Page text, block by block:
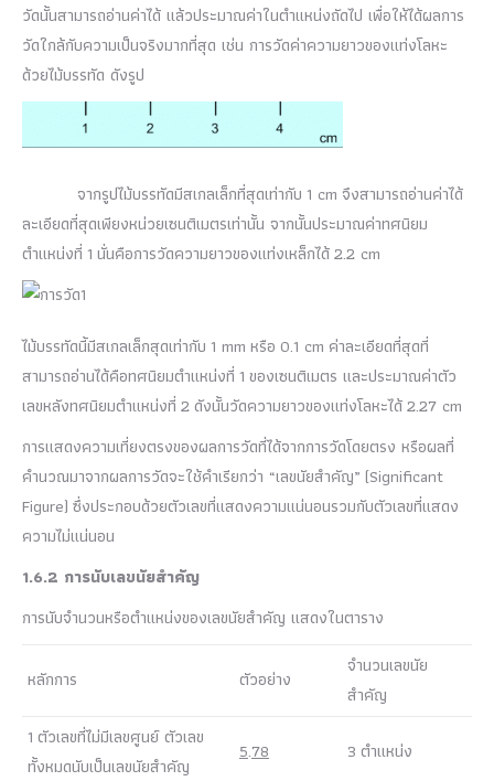
วัดนั้นสามารถอ่านค่าได้ แล้วประมาณค่าในตำแหน่งถัดไป เพื่อให้ได้ผลการ
วัดใกล้กับความเป็นจริงมากที่สุด เช่น การวัดค่าความยาวของแท่งโลหะ
ด้วยไม้บรรทัด ดังรูป
จากรูปไม้บรรทัดมีสเกลเล็กที่สุดเท่ากับ 1 cm จึงสามารถอ่านค่าได้
ละเอียดที่สุดเพียงหน่วยเซนติเมตรเท่านั้น จากนั้นประมาณค่าทศนิยม
ตำแหน่งที่ 1 นั่นคือการวัดความยาวของแท่งเหล็กได้ 2.2 cm
ไม้บรรทัดนี้มีสเกลเล็กสุดเท่ากับ 1 mm หรือ 0.1 cm ค่าละเอียดที่สุดที่
สามารถอ่านได้คือทศนิยมตำแหน่งที่ 1 ของเซนติเมตร และประมาณค่าตัว
เลขหลังทศนิยมตำแหน่งที่ 2 ดังนั้นวัดความยาวของแท่งโลหะได้ 2.27 cm
การแสดงความเที่ยงตรงของผลการวัดที่ได้จากการวัดโดยตรง หรือผลที่
คำนวณมาจากผลการวัดจะใช้คำเรียกว่า “เลขนัยสำคัญ” (Significant
Figure) ซึ่งประกอบด้วยตัวเลขที่แสดงความแน่นอนรวมกับตัวเลขที่แสดง
ความไม่แน่นอน
1.6.2 การนับเลขนัยสำคัญ
การนับจำนวนหรือตำแหน่งของเลขนัยสำคัญ แสดงในตาราง
หลักการ ตัวอย่าง
จำนวนเลขนัย
สำคัญ
1 ตัวเลขที่ไม่มีเลขศูนย์ ตัวเลข
ทั้งหมดนับเป็นเลขนัยสำคัญ
5.78 3 ตำแหน่ง